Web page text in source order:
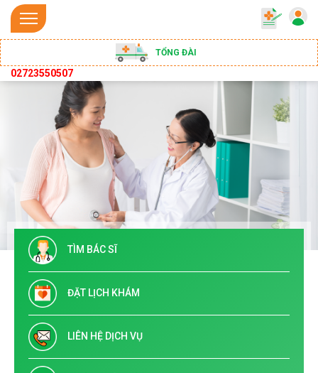
TỔNG ĐÀI
02723550507
TÌM BÁC SĨ
ĐẶT LỊCH KHÁM
LIÊN HỆ DỊCH VỤ